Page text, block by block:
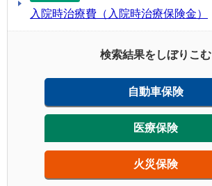
入院時治療費（入院時治療保険金）
検索結果をしぼりこむ
自動車保険
医療保険
火災保険